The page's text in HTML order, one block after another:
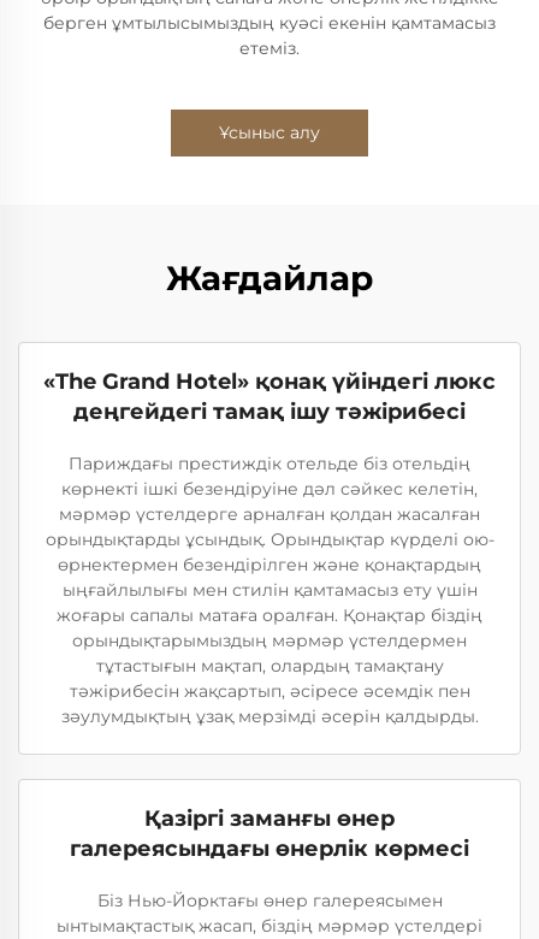
берген ұмтылысымыздың куәсі екенін қамтамасыз
етеміз.
Ұсыныс алу
Жағдайлар
«The Grand Hotel» қонақ үйіндегі люкс
деңгейдегі тамақ ішу тәжірибесі
Париждағы престиждік отельде біз отельдің
көрнекті ішкі безендіруіне дәл сәйкес келетін,
мәрмәр үстелдерге арналған қолдан жасалған
орындықтарды ұсындық. Орындықтар күрделі ою-
өрнектермен безендірілген және қонақтардың
ыңғайлылығы мен стилін қамтамасыз ету үшін
жоғары сапалы матаға оралған. Қонақтар біздің
орындықтарымыздың мәрмәр үстелдермен
тұтастығын мақтап, олардың тамақтану
тәжірибесін жақсартып, әсіресе әсемдік пен
зәулумдықтың ұзақ мерзімді әсерін қалдырды.
Қазіргі заманғы өнер
галереясындағы өнерлік көрмесі
Біз Нью-Йорктағы өнер галереясымен
ынтымақтастық жасап, біздің мәрмәр үстелдері